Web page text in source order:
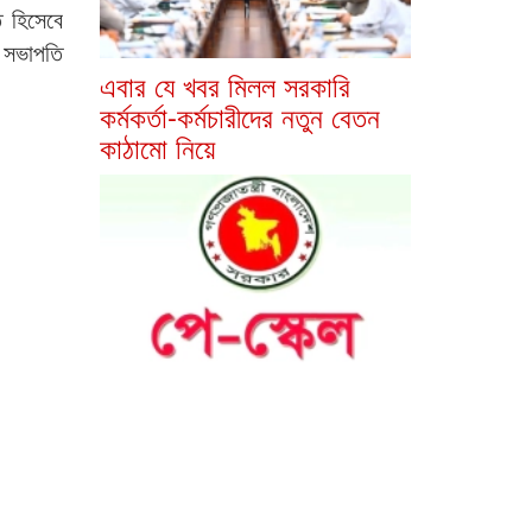
এবার যে খবর মিলল সরকারি
কর্মকর্তা-কর্মচারীদের নতুন বেতন
কাঠামো নিয়ে